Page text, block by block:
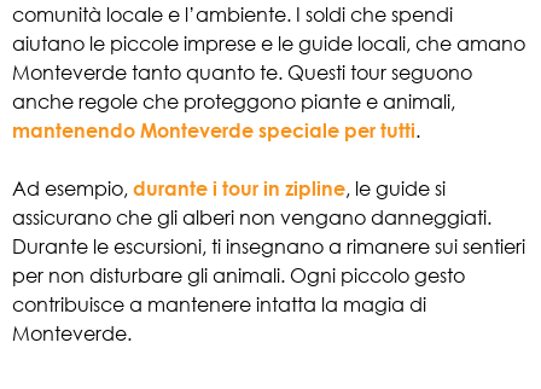
comunità locale e l’ambiente. I soldi che spendi
aiutano le piccole imprese e le guide locali, che amano
Monteverde tanto quanto te. Questi tour seguono
anche regole che proteggono piante e animali,
mantenendo Monteverde speciale per tutti.
Ad esempio, durante i tour in zipline, le guide si
assicurano che gli alberi non vengano danneggiati.
Durante le escursioni, ti insegnano a rimanere sui sentieri
per non disturbare gli animali. Ogni piccolo gesto
contribuisce a mantenere intatta la magia di
Monteverde.